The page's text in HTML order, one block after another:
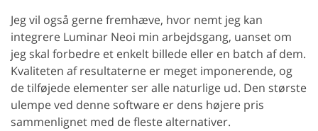
Jeg vil også gerne fremhæve, hvor nemt jeg kan
integrere Luminar Neoi min arbejdsgang, uanset om
jeg skal forbedre et enkelt billede eller en batch af dem.
Kvaliteten af resultaterne er meget imponerende, og
de tilføjede elementer ser alle naturlige ud. Den største
ulempe ved denne software er dens højere pris
sammenlignet med de fleste alternativer.